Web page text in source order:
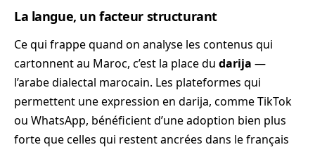
La langue, un facteur structurant
Ce qui frappe quand on analyse les contenus qui
cartonnent au Maroc, c’est la place du darija —
l’arabe dialectal marocain. Les plateformes qui
permettent une expression en darija, comme TikTok
ou WhatsApp, bénéficient d’une adoption bien plus
forte que celles qui restent ancrées dans le français